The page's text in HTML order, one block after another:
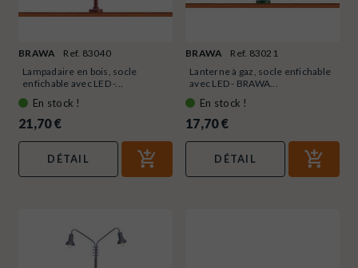
BRAWA
Ref. 83040
Lampadaire en bois, socle
enfichable avec LED -...
En stock !
21,70 €
DÉTAIL
BRAWA
Ref. 83021
Lanterne à gaz, socle enfichable
avec LED - BRAWA...
En stock !
17,70 €
DÉTAIL